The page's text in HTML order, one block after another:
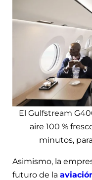
El Gulfstream
aire 100 %
minutos,
Asimismo, la
futuro de la